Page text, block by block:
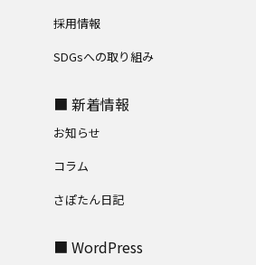
採用情報
SDGsへの取り組み
■ 新着情報
お知らせ
コラム
さぽたん日記
■ WordPress